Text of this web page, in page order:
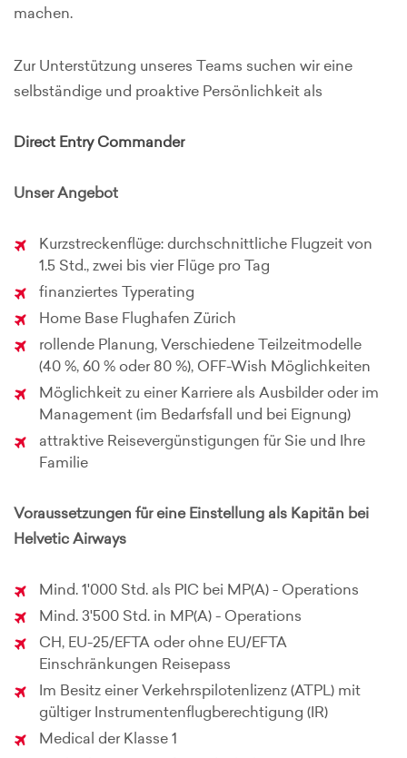
machen.
Zur Unterstützung unseres Teams suchen wir eine
selbständige und proaktive Persönlichkeit als
Direct Entry Commander
Unser Angebot
Kurzstreckenflüge: durchschnittliche Flugzeit von
1.5 Std., zwei bis vier Flüge pro Tag
finanziertes Typerating
Home Base Flughafen Zürich
rollende Planung, Verschiedene Teilzeitmodelle
(40 %, 60 % oder 80 %), OFF-Wish Möglichkeiten
Möglichkeit zu einer Karriere als Ausbilder oder im
Management (im Bedarfsfall und bei Eignung)
attraktive Reisevergünstigungen für Sie und Ihre
Familie
Voraussetzungen für eine Einstellung als Kapitän bei
Helvetic Airways
Mind. 1'000 Std. als PIC bei MP(A) - Operations
Mind. 3'500 Std. in MP(A) - Operations
CH, EU-25/EFTA oder ohne EU/EFTA
Einschränkungen Reisepass
Im Besitz einer Verkehrspilotenlizenz (ATPL) mit
gültiger Instrumentenflugberechtigung (IR)
Medical der Klasse 1